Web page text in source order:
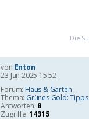
Die
von Enton
23 Jan 2025 15:52
Forum: Haus & Garten
Thema: Grünes Gold:
Antworten: 8
Zugriffe:14315